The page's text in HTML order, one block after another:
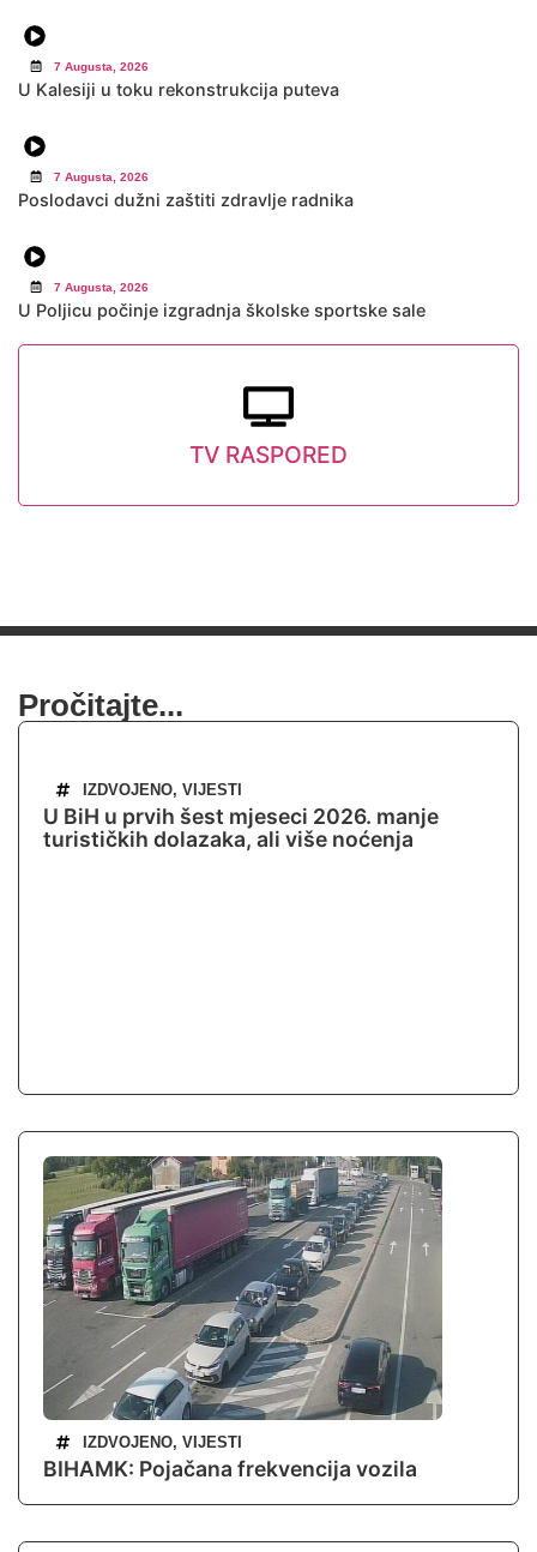
7 Augusta, 2026
U Kalesiji u toku rekonstrukcija puteva
7 Augusta, 2026
Poslodavci dužni zaštiti zdravlje radnika
7 Augusta, 2026
U Poljicu počinje izgradnja školske sportske sale
TV RASPORED
Pročitajte...
IZDVOJENO, VIJESTI
U BiH u prvih šest mjeseci 2026. manje
turističkih dolazaka, ali više noćenja
IZDVOJENO, VIJESTI
BIHAMK: Pojačana frekvencija vozila